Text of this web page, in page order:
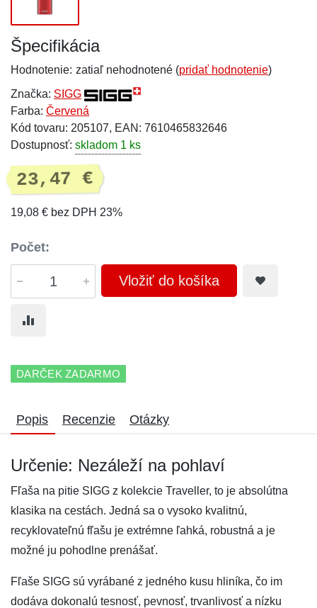
Špecifikácia
Hodnotenie: zatiaľ nehodnotené (pridať hodnotenie)
Značka: SIGG
Farba: Červená
Kód tovaru: 205107, EAN: 7610465832646
Dostupnosť: skladom 1 ks
23,47 €
19,08 € bez DPH 23%
Počet:
Vložiť do košíka
DARČEK ZADARMO
Popis Recenzie Otázky
Určenie: Nezáleží na pohlaví
Fľaša na pitie SIGG z kolekcie Traveller, to je absolútna
klasika na cestách. Jedná sa o vysoko kvalitnú,
recyklovateľnú fľašu je extrémne ľahká, robustná a je
možné ju pohodlne prenášať.
Fľaše SIGG sú vyrábané z jedného kusu hliníka, čo im
dodáva dokonalú tesnosť, pevnosť, trvanlivosť a nízku